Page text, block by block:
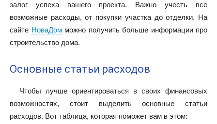
залог успеха вашего проекта. Важно учесть все
возможные расходы, от покупки участка до отделки. На
сайте НоваДомможно получить больше информации про
строительство дома.
Основные статьи расходов
Чтобы лучше ориентироваться в своих финансовых
возможностях, стоит выделить основные статьи
расходов. Вот таблица, которая поможет вам в этом: